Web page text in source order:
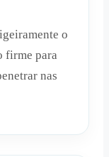
o
firme para
nas